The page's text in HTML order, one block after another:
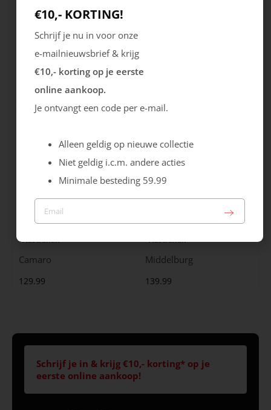
Ecco
City Stride
119.99
Australian
Camaro
129.99
Australian
Middelburg
139.99
Schrijf je in & krijg €10,- korting* op je
eerste online aankoop!
€10,- KORTING!
Schrijf je nu in voor onze
e-mailnieuwsbrief & krijg
€10,- korting op je eerste
online aankoop.
Je ontvangt een code per e-mail.
Alleen geldig op nieuwe collectie
Niet geldig i.c.m. andere acties
Minimale besteding 59.99